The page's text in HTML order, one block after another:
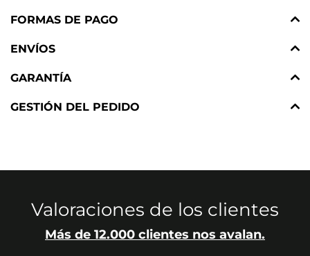
FORMAS DE PAGO
ENVÍOS
GARANTÍA
GESTIÓN DEL PEDIDO
Valoraciones de los clientes
Más de 12.000 clientes nos avalan.